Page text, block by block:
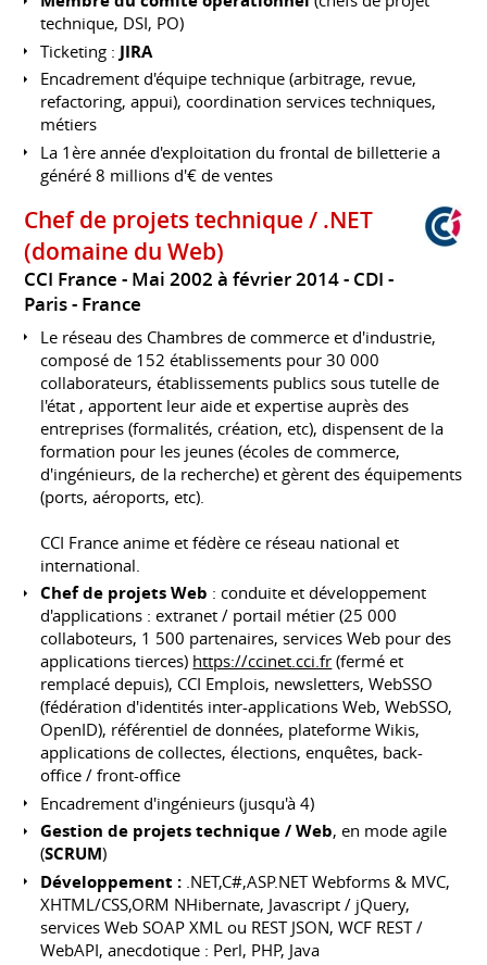
technique, DSI, PO)
Ticketing : JIRA
Encadrement d'équipe technique (arbitrage, revue,
refactoring, appui), coordination services techniques,
métiers
La 1ère année d'exploitation du frontal de billetterie a
généré 8 millions d'€ de ventes
Chef de projets technique / .NET
(domaine du Web)
CCI France Mai 2002 à février 2014 CDI
Paris
France
Le réseau des Chambres de commerce et d'industrie,
composé de 152 établissements pour 30 000
collaborateurs, établissements publics sous tutelle de
l'état , apportent leur aide et expertise auprès des
entreprises (formalités, création, etc), dispensent de la
formation pour les jeunes (écoles de commerce,
d'ingénieurs, de la recherche) et gèrent des équipements
(ports, aéroports, etc).
CCI France anime et fédère ce réseau national et
international.
Chef de projets Web : conduite et développement
d'applications : extranet / portail métier (25 000
collaboteurs, 1 500 partenaires, services Web pour des
applications tierces) https://ccinet.cci.fr (fermé et
remplacé depuis), CCI Emplois, newsletters, WebSSO
(fédération d'identités inter-applications Web, WebSSO,
OpenID), référentiel de données, plateforme Wikis,
applications de collectes, élections, enquêtes, back-
office / front-office
Encadrement d'ingénieurs (jusqu'à 4)
Gestion de projets technique / Web, en mode agile
(SCRUM)
Développement : .NET,C#,ASP.NET Webforms & MVC,
XHTML/CSS,ORM NHibernate, Javascript / jQuery,
services Web SOAP XML ou REST JSON, WCF REST /
WebAPI, anecdotique : Perl, PHP, Java